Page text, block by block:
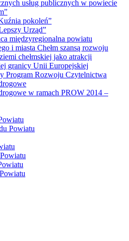
usług publicznych w powiecie
pokoleń”
Urząd”
międzyregionalna powiatu
i miasta Chełm szansą rozwoju
chełmskiej jako atrakcji
granicy Unii Europejskiej
Program Rozwoju Czytelnictwa
w ramach PROW 2014 –
Powiatu